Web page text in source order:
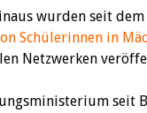
wurden seit
Schülerinnen in
Netzwerken
seit